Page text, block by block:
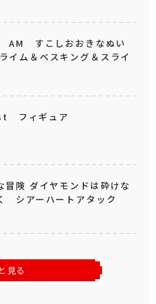
AM すこしおおきなぬい
イム＆ベスキング＆スライ
フィギュア
冒険 ダイヤモンドは砕けな
シアーハートアタック
見る